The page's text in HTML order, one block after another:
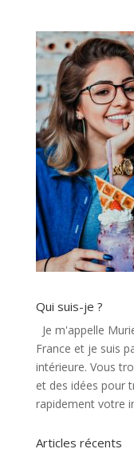
Qui suis-je ?
Je m'appelle
France et je suis
intérieure. Vous
et des idées pour
rapidement votre
Articles récents